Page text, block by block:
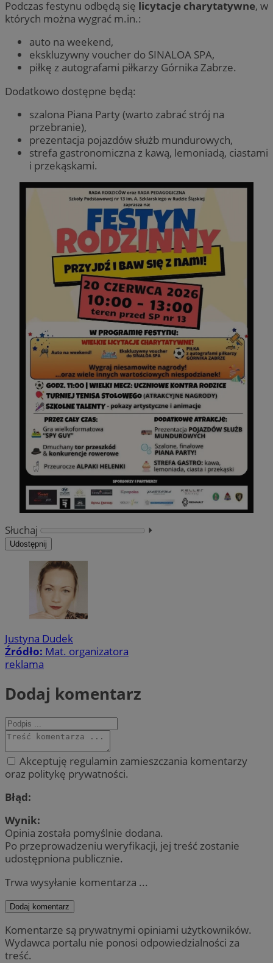
Podczas festynu odbędą się licytacje charytatywne, w
których można wygrać m.in.:
auto na weekend,
ekskluzywny voucher do SINALOA SPA,
piłkę z autografami piłkarzy Górnika Zabrze.
Dodatkowo dostępne będą:
szalona Piana Party (warto zabrać strój na
przebranie),
prezentacja pojazdów służb mundurowych,
strefa gastronomiczna z kawą, lemoniadą, ciastami
i przekąskami.
Słuchaj ⏵︎
Udostępnij
Justyna Dudek
Źródło: Mat. organizatora
reklama
Dodaj komentarz
Akceptuję regulamin zamieszczania komentarzy
oraz politykę prywatności.
Błąd:
Wynik:
Opinia została pomyślnie dodana.
Po przeprowadzeniu weryfikacji, jej treść zostanie
udostępniona publicznie.
Trwa wysyłanie komentarza ...
Dodaj komentarz
Komentarze są prywatnymi opiniami użytkowników.
Wydawca portalu nie ponosi odpowiedzialności za
treść.